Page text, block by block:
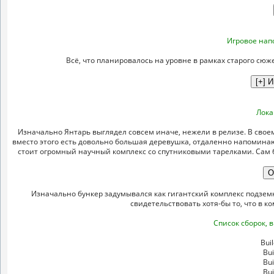
Игровое
Всё, что планировалось на уровне в рамках старого
Изначально Янтарь выглядел совсем иначе, нежели в релизе. В
вместо этого есть довольно большая деревушка, отдаленно
стоит огромный научный комплекс со спутниковыми тарелками.
Изначально бункер задумывался как гигантский комплекс
свидетельствовать хотя-бы то, что в
Список сборок,